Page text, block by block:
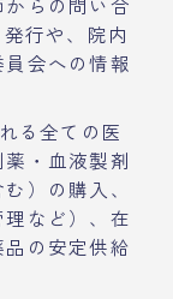
行や、院内
会への情報
る全ての医
・血液製剤
）の購入、
など）、在
の安定供給